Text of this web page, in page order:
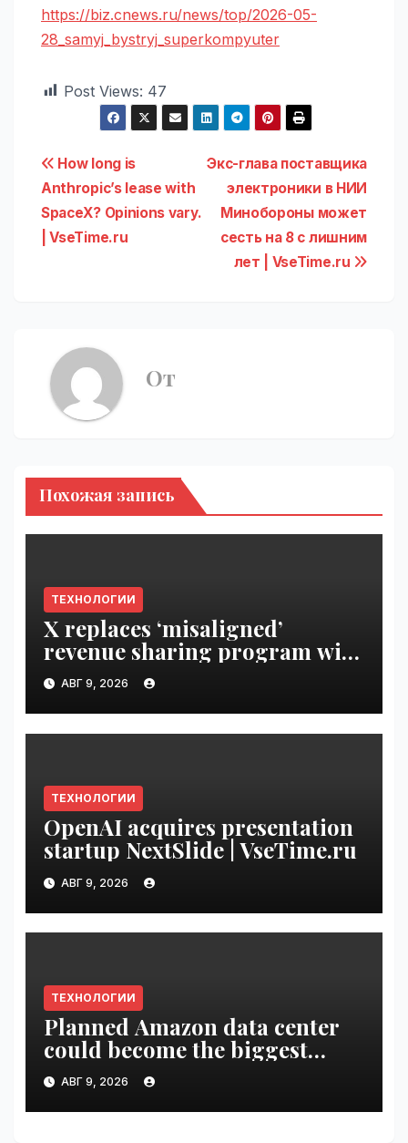
https://biz.cnews.ru/news/top/2026-05-
28_samyj_bystryj_superkompyuter
Post Views: 47
Навигация
по
записям
Экс-глава поставщика
электроники в НИИ
Минобороны может
сесть на 8 с лишним
лет | VseTime.ru
How long is
Anthropic’s lease with
SpaceX? Opinions vary.
| VseTime.ru
От
Похожая запись
ТЕХНОЛОГИИ
X replaces ‘misaligned’
revenue sharing program with
Original Content Rewards |
VseTime.ru
АВГ 9, 2026
ТЕХНОЛОГИИ
OpenAI acquires presentation
startup NextSlide | VseTime.ru
АВГ 9, 2026
ТЕХНОЛОГИИ
Planned Amazon data center
could become the biggest
climate polluter in the U.S. |
VseTime.ru
АВГ 9, 2026